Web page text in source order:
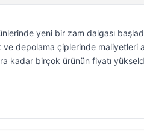
yeni bir zam dalgası
depolama çiplerinde maliyetleri
kadar birçok ürünün fiyatı